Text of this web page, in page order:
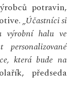
potravin,
„Účastníci si
výrobní halu ve
která bude na
předseda